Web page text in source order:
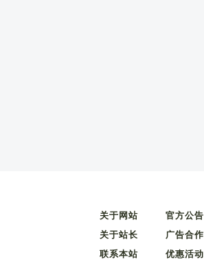
关于网站
关于站长
联系本站
官方公告
广告合作
优惠活动